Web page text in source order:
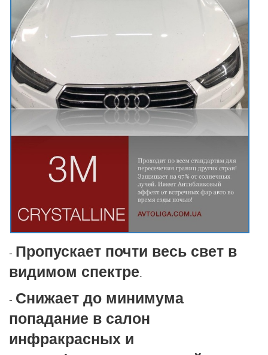
- Пропускает почти весь свет в
видимом спектре.
- Снижает до минимума
попадание в салон
инфракрасных и